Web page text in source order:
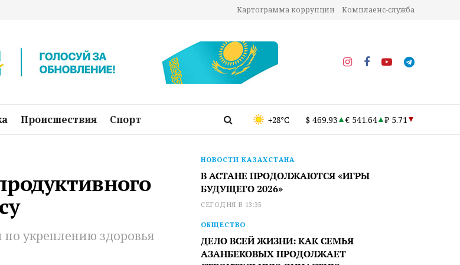
Картограмма коррупции Комплаенс-служба
Происшествия Спорт +28°C $ 469.93 € 541.64 ₽ 5.71
по укреплению здоровья
НОВОСТИ КАЗАХСТАНА
В АСТАНЕ ПРОДОЛЖАЮТСЯ «ИГРЫ
БУДУЩЕГО 2026»
СЕГОДНЯ В 13:35
ОБЩЕСТВО
ДЕЛО ВСЕЙ ЖИЗНИ: КАК СЕМЬЯ
АЗАНБЕКОВЫХ ПРОДОЛЖАЕТ